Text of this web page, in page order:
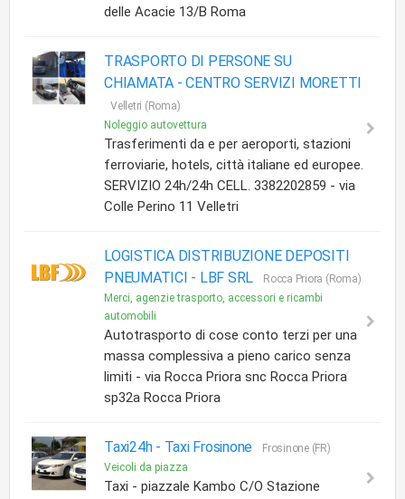
delle Acacie 13/B Roma
TRASPORTO DI PERSONE SU
CHIAMATA -CENTRO SERVIZI MORETTI
Velletri (Roma)
Noleggio autovettura
Trasferimenti da e per aeroporti, stazioni
ferroviarie, hotels, città italiane ed europee.
SERVIZIO 24h/24h CELL. 3382202859 - via
Colle Perino 11 Velletri
LOGISTICA DISTRIBUZIONE DEPOSITI
PNEUMATICI - LBF SRL
Rocca Priora (Roma)
Merci, agenzie trasporto, accessori e ricambi
automobili
Autotrasporto di cose conto terzi per una
massa complessiva a pieno carico senza
limiti - via Rocca Priora snc Rocca Priora
sp32a Rocca Priora
Taxi24h - Taxi Frosinone
Frosinone (FR)
Veicoli da piazza
Taxi - piazzale Kambo C/O Stazione